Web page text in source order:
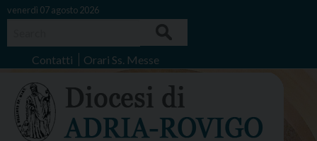
Skip
venerdì 07 agosto 2026
Contatti Orari Ss. Messe